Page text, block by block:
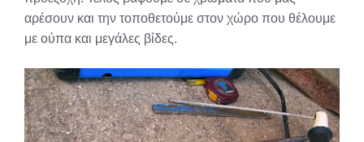
αρέσουν και την τοποθετούμε στον χώρο που θέλουμε
με ούπα και μεγάλες βίδες.